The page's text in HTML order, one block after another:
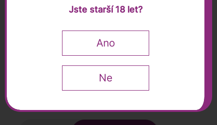
Chardonnay/Pinot Gris
Velký 2018, Sonberk,
Jste starší 18 let?
Ano
Ne